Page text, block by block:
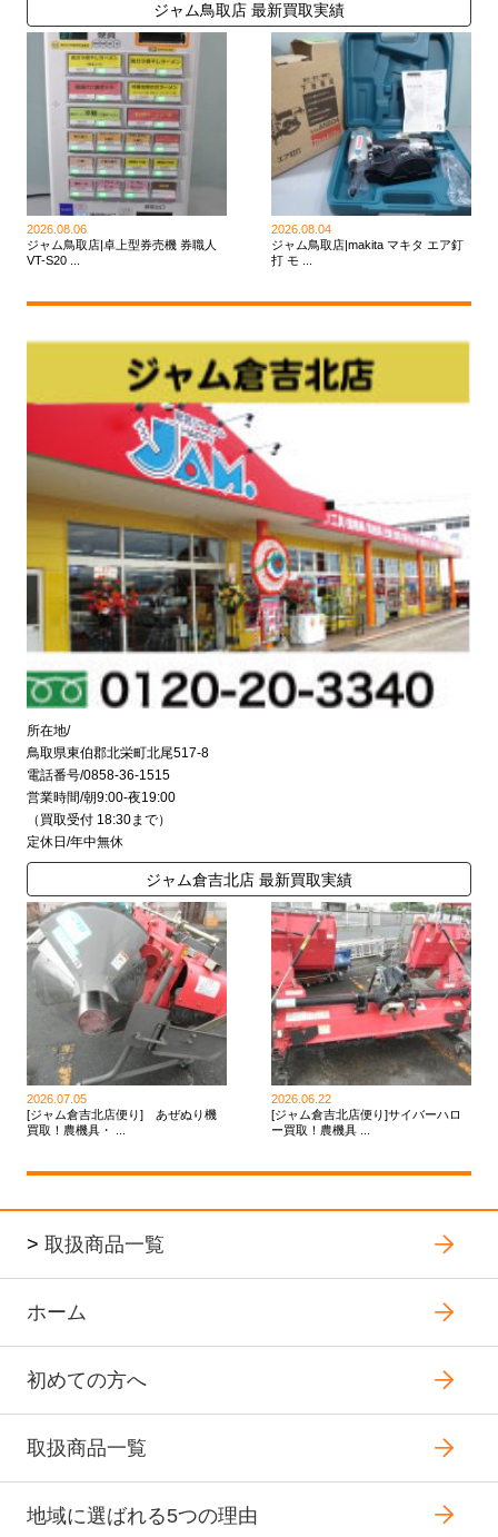
ジャム鳥取店 最新買取実績
2026.08.06
ジャム鳥取店|卓上型券売機 券職人
VT-S20 ...
2026.08.04
ジャム鳥取店|makita マキタ エア釘
打 モ ...
所在地/
鳥取県東伯郡北栄町北尾517-8
電話番号/0858-36-1515
営業時間/朝9:00-夜19:00
（買取受付 18:30まで）
定休日/年中無休
ジャム倉吉北店 最新買取実績
2026.07.05
[ジャム倉吉北店便り] あぜぬり機
買取！農機具・ ...
2026.06.22
[ジャム倉吉北店便り]サイバーハロ
ー買取！農機具 ...
> 取扱商品一覧
ホーム
初めての方へ
取扱商品一覧
地域に選ばれる5つの理由